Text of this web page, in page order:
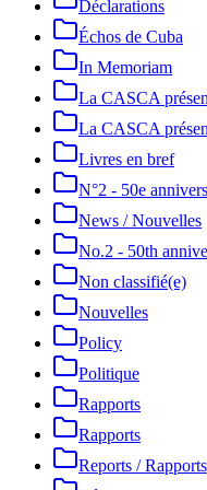
Déclarations
Échos de Cuba
In Memoriam
La CASCA
La CASCA
Livres en bref
N°2 - 50e
News / Nouvelles
No.2 - 50th
Non classifié(e)
Nouvelles
Policy
Politique
Rapports
Rapports
Reports / Rapports